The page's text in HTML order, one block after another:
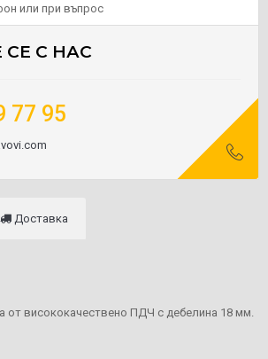
или при въпрос
С НАС
77 95
Доставка
от висококачествено ПДЧ с дебелина 18 мм.